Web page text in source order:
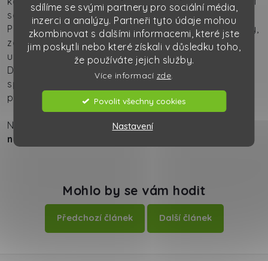
sdílíme se svými partnery pro sociální média,
inzerci a analýzy. Partneři tyto údaje mohou
zkombinovat s dalšími informacemi, které jste
jim poskytli nebo které získali v důsledku toho,
že používáte jejich služby.
Více informací zde
Povolit všechny cookies
Nastavení
se na nás obrátit a my za vás vše vyřídíme.
Produkujete-li při vašem podnikání či živnosti odpady,
zajistěte si včas svoz a likvidaci odpadu
u specializované firmy a neriskujte milionové pokuty.
Domluvte si
odpadu u firmy Kaiser servis a
spolehněte se na seriózního partnera, který se
postará kompletně o vaše odpadové hospodářství.
Neváhejte a nechte si i vy připravit zdarma
na svoz komunálního odpadu
Mohlo by se vám hodit
Předchozí článek Další článek